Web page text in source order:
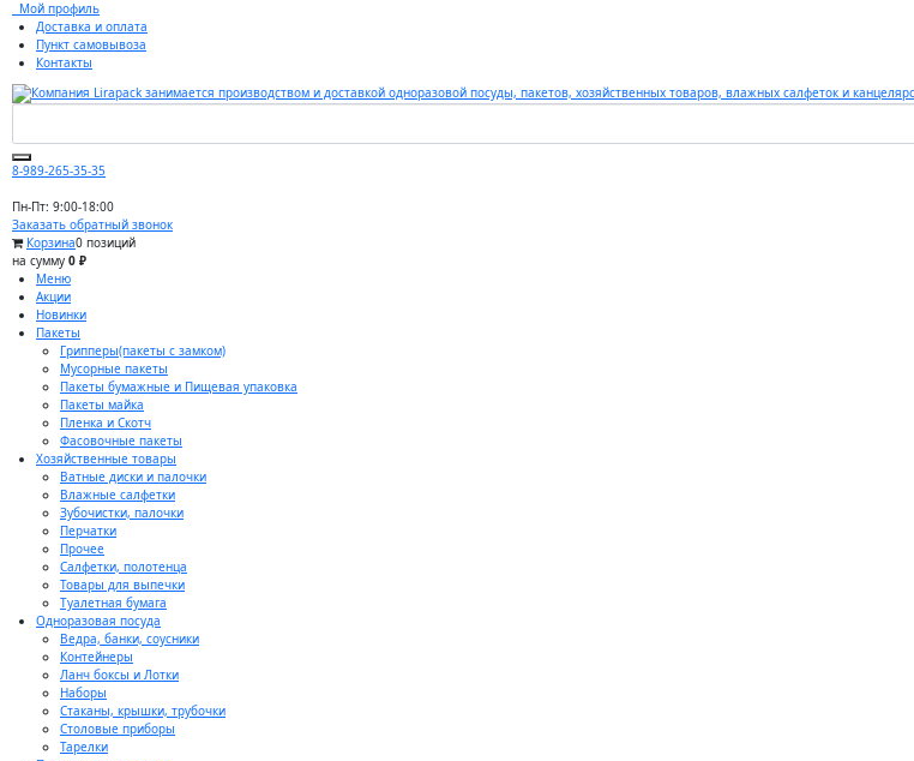
Мой профиль
Доставка и оплата
Пункт самовывоза
Контакты
8-989-265-35-35
Пн-Пт: 9:00-18:00
Заказать обратный звонок
Корзина0 позиций
на сумму 0 ₽
Меню
Акции
Новинки
Пакеты
Грипперы(пакеты с замком)
Мусорные пакеты
Пакеты бумажные и Пищевая упаковка
Пакеты майка
Пленка и Скотч
Фасовочные пакеты
Хозяйственные товары
Ватные диски и палочки
Влажные салфетки
Зубочистки, палочки
Перчатки
Прочее
Салфетки, полотенца
Товары для выпечки
Туалетная бумага
Одноразовая посуда
Ведра, банки, соусники
Контейнеры
Ланч боксы и Лотки
Наборы
Стаканы, крышки, трубочки
Столовые приборы
Тарелки